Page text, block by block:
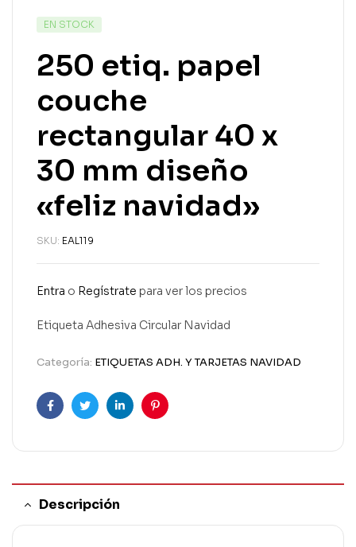
EN STOCK
250 etiq. papel
couche
rectangular 40 x
30 mm diseño
«feliz navidad»
SKU: EAL119
Entra o Regístrate para ver los precios
Etiqueta Adhesiva Circular Navidad
Categoría: ETIQUETAS ADH. Y TARJETAS NAVIDAD
FacebookTwitterLinkedinPinterest
Descripción